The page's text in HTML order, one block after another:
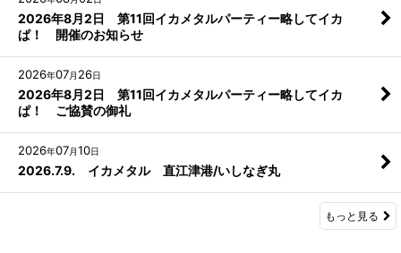
2026年8月2日 第11回イカメタルパーティー略してイカ
ぱ！ 開催のお知らせ
2026年07月 26日
2026年8月2日 第11回イカメタルパーティー略してイカ
ぱ！ ご協賛の御礼
2026年07月10日
2026.7.9. イカメタル 直江津港/いしなぎ丸
もっと見る